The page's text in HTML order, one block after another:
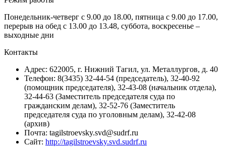
Понедельник-четверг с 9.00 до 18.00, пятница с 9.00 до 17.00,
перерыв на обед с 13.00 до 13.48, суббота, воскресенье –
выходные дни
Контакты
Адрес: 622005, г. Нижний Тагил, ул. Металлургов, д. 40
Телефон: 8(3435) 32-44-54 (председатель), 32-40-92
(помощник председателя), 32-43-08 (начальник отдела),
32-44-63 (Заместитель председателя суда по
гражданским делам), 32-52-76 (Заместитель
председателя суда по уголовным делам), 32-42-08
(архив)
Почта: tagilstroevsky.svd@sudrf.ru
Сайт: http://tagilstroevsky.svd.sudrf.ru